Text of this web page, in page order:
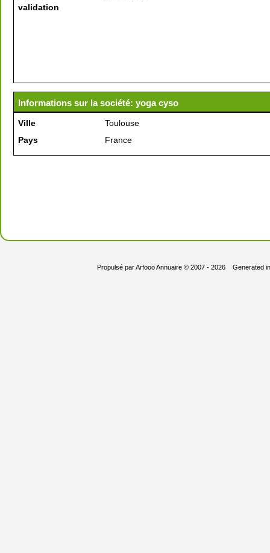
validation
Informations sur la société: yoga cyso
Ville
Toulouse
Pays
France
Propulsé parArfooo Annuaire© 2007 - 2026 Generated